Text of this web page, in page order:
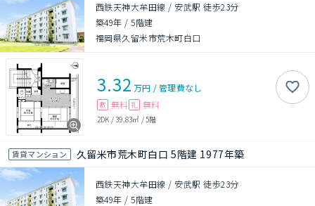
西鉄天神大牟田線 / 安武駅 徒歩23分
築49年 /5階建
福岡県久留米市荒木町白口
3.32 万円 /管理費なし
敷 無料 礼 無料
2DK /39.83㎡ /5階
賃貸マンション 久留米市荒木町白口 5階建 1977年築
西鉄天神大牟田線 / 安武駅 徒歩23分
築49年 /5階建